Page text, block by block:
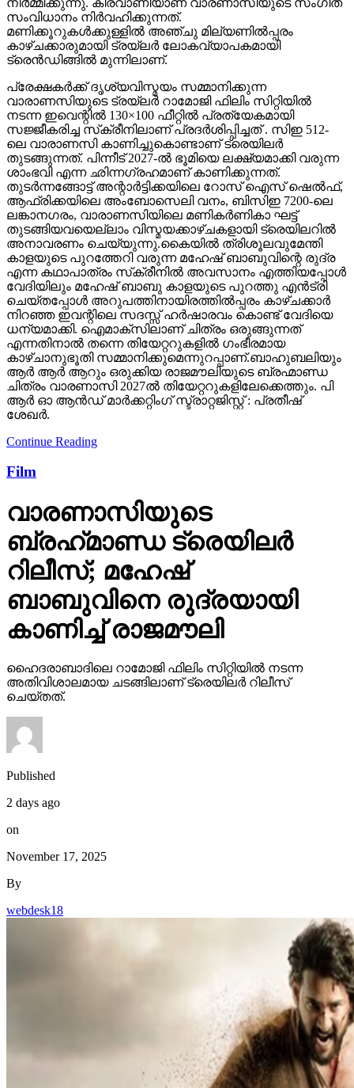
സംവിധാനം നിർവഹിക്കുന്നത്.
മണിക്കൂറുകൾക്കുള്ളിൽ അഞ്ചു മില്യണിൽപ്പരം
കാഴ്ചക്കാരുമായി ട്രയ്ലർ ലോകവ്യാപകമായി
ട്രെൻഡിങ്ങിൽ മുന്നിലാണ്.
പ്രേക്ഷകർക്ക് ദൃശ്യവിസ്മയം സമ്മാനിക്കുന്ന
വാരാണസിയുടെ ട്രയ്ലർ റാമോജി ഫിലിം സിറ്റിയിൽ
നടന്ന ഇവെന്റിൽ 130×100 ഫീറ്റിൽ പ്രത്യേകമായി
സജ്ജീകരിച്ച സ്‌ക്രീനിലാണ് പ്രദർശിപ്പിച്ചത് . സിഇ 512-
ലെ വാരാണസി കാണിച്ചുകൊണ്ടാണ് ട്രെയിലര്‍
തുടങ്ങുന്നത്. പിന്നീട് 2027-ല്‍ ഭൂമിയെ ലക്ഷ്യമാക്കി വരുന്ന
ശാംഭവി എന്ന ഛിന്നഗ്രഹമാണ് കാണിക്കുന്നത്.
തുടര്‍ന്നങ്ങോട്ട് അന്റാര്‍ട്ടിക്കയിലെ റോസ് ഐസ് ഷെല്‍ഫ്,
ആഫ്രിക്കയിലെ അംബോസെലി വനം, ബിസിഇ 7200-ലെ
ലങ്കാനഗരം, വാരാണസിയിലെ മണികര്‍ണികാ ഘട്ട്
തുടങ്ങിയവയെല്ലാം വിസ്മയക്കാഴ്ചകളായി ട്രെയിലറില്‍
അനാവരണം ചെയ്യുന്നു.കൈയില്‍ ത്രിശൂലവുമേന്തി
കാളയുടെ പുറത്തേറി വരുന്ന മഹേഷ് ബാബുവിന്റെ രുദ്ര
എന്ന കഥാപാത്രം സ്‌ക്രീനിൽ അവസാനം എത്തിയപ്പോൾ
വേദിയിലും മഹേഷ് ബാബു കാളയുടെ പുറത്തു എൻട്രി
ചെയ്തപ്പോൾ അറുപത്തിനായിരത്തിൽപ്പരം കാഴ്ചക്കാർ
നിറഞ്ഞ ഇവന്റിലെ സദസ്സ് ഹർഷാരവം കൊണ്ട് വേദിയെ
ധന്യമാക്കി. ഐമാക്‌സിലാണ് ചിത്രം ഒരുങ്ങുന്നത്
എന്നതിനാല്‍ തന്നെ തിയേറ്ററുകളില്‍ ഗംഭീരമായ
കാഴ്ചാനുഭൂതി സമ്മാനിക്കുമെന്നുറപ്പാണ്.ബാഹുബലിയും
ആർ ആർ ആറും ഒരുക്കിയ രാജമൗലിയുടെ ബ്രഹ്മാണ്ഡ
ചിത്രം വാരണാസി 2027ൽ തിയേറ്ററുകളിലേക്കെത്തും. പി
ആർ ഓ ആൻഡ് മാർക്കറ്റിംഗ് സ്ട്രാറ്റജിസ്റ്റ് : പ്രതീഷ്
ശേഖർ.
Continue Reading
Film
വാരണാസിയുടെ
ബ്രഹ്‌മാണ്ഡ ട്രെയിലര്‍
റിലീസ്; മഹേഷ്
ബാബുവിനെ രുദ്രയായി
കാണിച്ച് രാജമൗലി
ഹൈദരാബാദിലെ റാമോജി ഫിലിം സിറ്റിയില്‍ നടന്ന
അതിവിശാലമായ ചടങ്ങിലാണ് ട്രെയിലര്‍ റിലീസ്
ചെയ്തത്.
Published
2 days ago
on
November 17, 2025
By
webdesk18